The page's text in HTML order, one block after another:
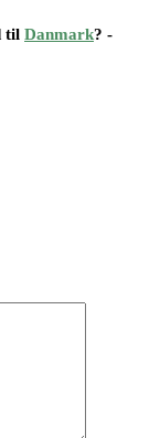
til Danmark? -